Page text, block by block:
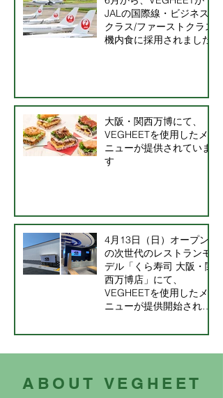
JALの国際線・ビジネス
クラス/ファーストクラス
機内食に採用されました
大阪・関西万博にて、
VEGHEETを使用したメ
ニューが提供されていま
す
4月13日（日）オープン
の次世代のレストランモ
デル「くら寿司 大阪・関
西万博店」にて、
VEGHEETを使用したメ
ニューが提供開始されま
ABOUT VEGHEET